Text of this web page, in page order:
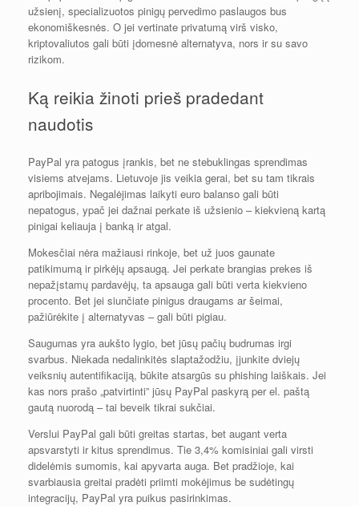
užsienį, specializuotos pinigų pervedimo paslaugos bus
ekonomiškesnės. O jei vertinate privatumą virš visko,
kriptovaliutos gali būti įdomesnė alternatyva, nors ir su savo
rizikom.
Ką reikia žinoti prieš pradedant
naudotis
PayPal yra patogus įrankis, bet ne stebuklingas sprendimas
visiems atvejams. Lietuvoje jis veikia gerai, bet su tam tikrais
apribojimais. Negalėjimas laikyti euro balanso gali būti
nepatogus, ypač jei dažnai perkate iš užsienio – kiekvieną kartą
pinigai keliauja į banką ir atgal.
Mokesčiai nėra mažiausi rinkoje, bet už juos gaunate
patikimumą ir pirkėjų apsaugą. Jei perkate brangias prekes iš
nepažįstamų pardavėjų, ta apsauga gali būti verta kiekvieno
procento. Bet jei siunčiate pinigus draugams ar šeimai,
pažiūrėkite į alternatyvas – gali būti pigiau.
Saugumas yra aukšto lygio, bet jūsų pačių budrumas irgi
svarbus. Niekada nedalinkitės slaptažodžiu, įjunkite dviejų
veiksnių autentifikaciją, būkite atsargūs su phishing laiškais. Jei
kas nors prašo „patvirtinti” jūsų PayPal paskyrą per el. paštą
gautą nuorodą – tai beveik tikrai sukčiai.
Verslui PayPal gali būti greitas startas, bet augant verta
apsvarstyti ir kitus sprendimus. Tie 3,4% komisiniai gali virsti
didelėmis sumomis, kai apyvarta auga. Bet pradžioje, kai
svarbiausia greitai pradėti priimti mokėjimus be sudėtingų
integracijų, PayPal yra puikus pasirinkimas.